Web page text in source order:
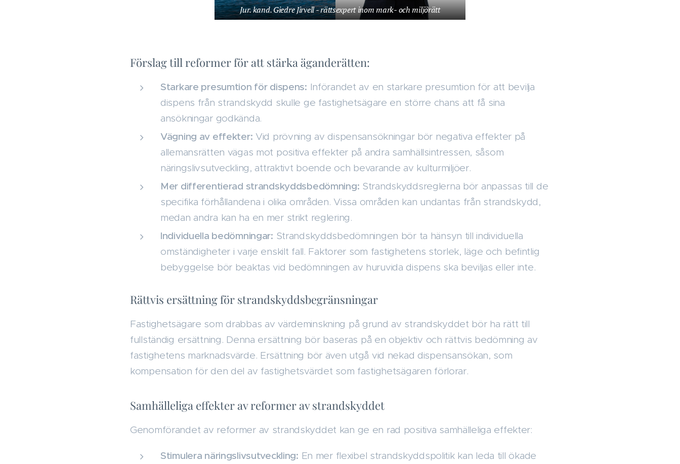
Jur. kand. Giedre Jirvell - rättsexpert inom mark- och miljörätt
Förslag till reformer för att stärka äganderätten:
Starkare presumtion för dispens: Införandet av en starkare presumtion för att bevilja
dispens från strandskydd skulle ge fastighetsägare en större chans att få sina
ansökningar godkända.
Vägning av effekter: Vid prövning av dispensansökningar bör negativa effekter på
allemansrätten vägas mot positiva effekter på andra samhällsintressen, såsom
näringslivsutveckling, attraktivt boende och bevarande av kulturmiljöer.
Mer differentierad strandskyddsbedömning: Strandskyddsreglerna bör anpassas till de
specifika förhållandena i olika områden. Vissa områden kan undantas från strandskydd,
medan andra kan ha en mer strikt reglering.
Individuella bedömningar: Strandskyddsbedömningen bör ta hänsyn till individuella
omständigheter i varje enskilt fall. Faktorer som fastighetens storlek, läge och befintlig
bebyggelse bör beaktas vid bedömningen av huruvida dispens ska beviljas eller inte.
Rättvis ersättning för strandskyddsbegränsningar
Fastighetsägare som drabbas av värdeminskning på grund av strandskyddet bör ha rätt till
fullständig ersättning. Denna ersättning bör baseras på en objektiv och rättvis bedömning av
fastighetens marknadsvärde. Ersättning bör även utgå vid nekad dispensansökan, som
kompensation för den del av fastighetsvärdet som fastighetsägaren förlorar.
Samhälleliga effekter av reformer av strandskyddet
Genomförandet av reformer av strandskyddet kan ge en rad positiva samhälleliga effekter:
Stimulera näringslivsutveckling: En mer flexibel strandskyddspolitik kan leda till ökade